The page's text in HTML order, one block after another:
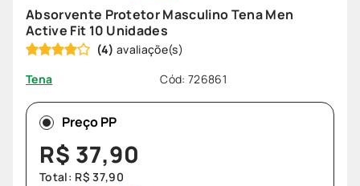
Absorvente Protetor Masculino Tena Men
Active Fit 10 Unidades
(4)
Tena
Cód: 726861
Preço PP
R$ 37,90
Total: R$ 37,90